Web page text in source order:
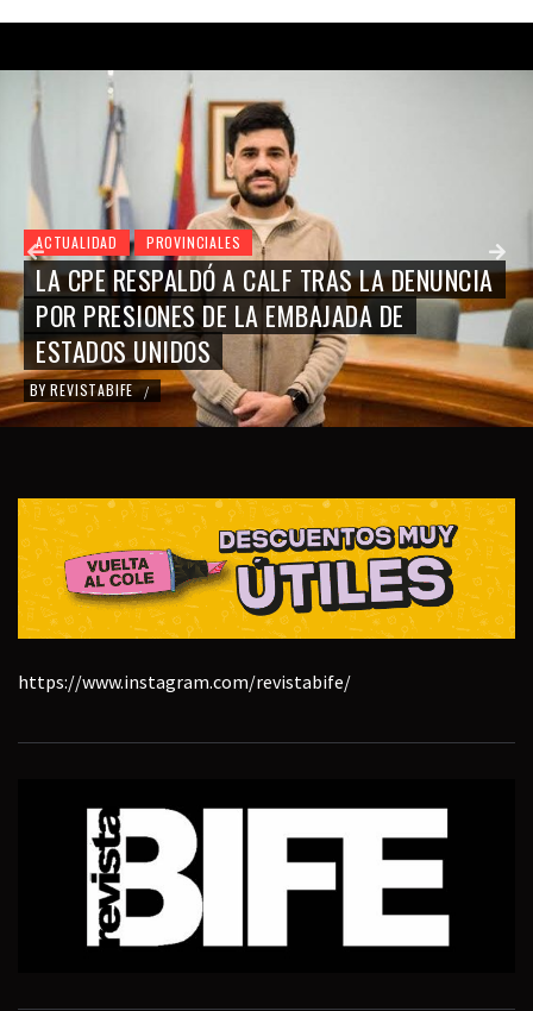
ACTUALIDAD PROVINCIALES
LA CPE RESPALDÓ A CALF TRAS LA DENUNCIA
POR PRESIONES DE LA EMBAJADA DE
ESTADOS UNIDOS
BY REVISTABIFE /
https://www.instagram.com/revistabife/